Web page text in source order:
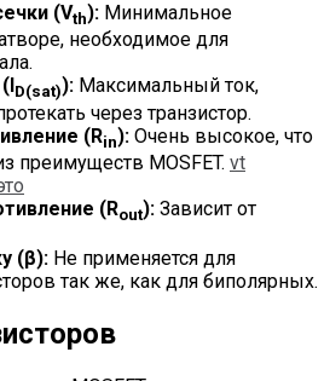
(Vth): Минимальное
необходимое для
D(sat)): Максимальный ток,
через транзистор.
(Rin): Очень высокое, что
преимуществ MOSFET. vt
(Rout): Зависит от
(β): Не применяется для
так же, как для биполярных.